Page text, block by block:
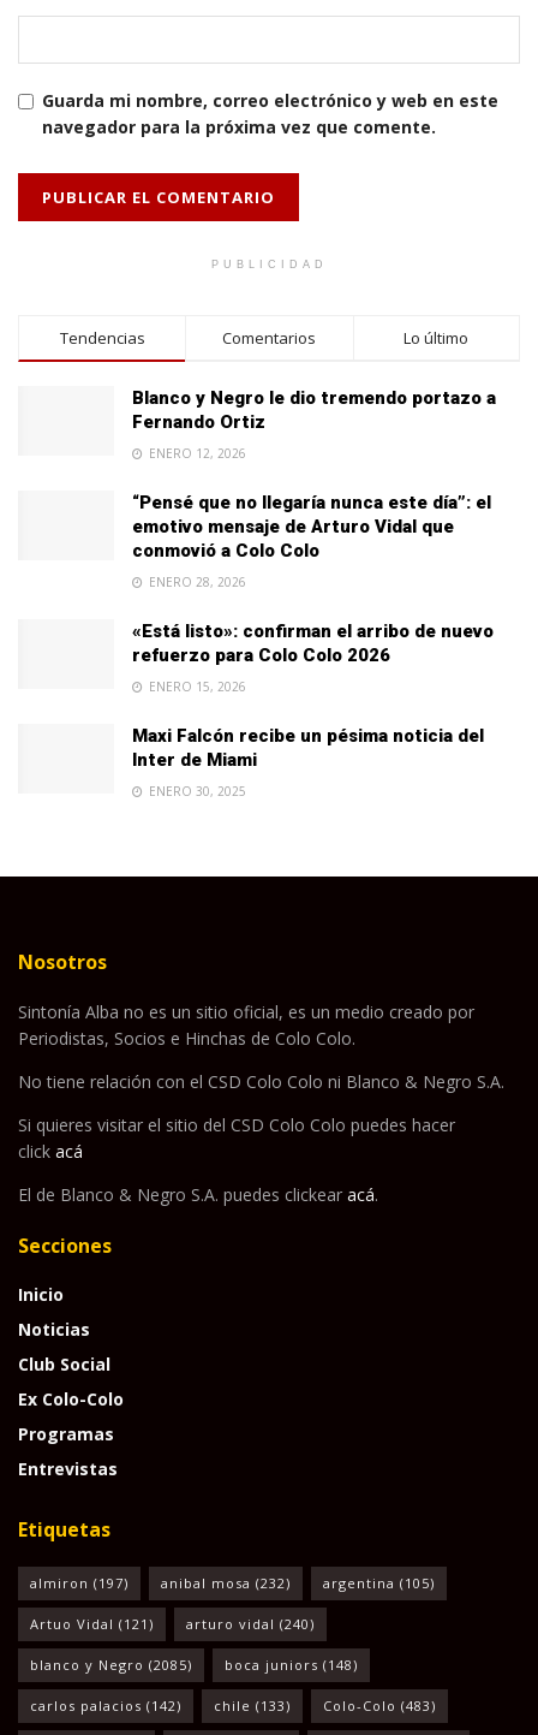
Guarda mi nombre, correo electrónico y web en este
navegador para la próxima vez que comente.
PUBLICIDAD
Tendencias Comentarios Lo último
Blanco y Negro le dio tremendo portazo a
Fernando Ortiz
ENERO 12, 2026
“Pensé que no llegaría nunca este día”: el
emotivo mensaje de Arturo Vidal que
conmovió a Colo Colo
ENERO 28, 2026
«Está listo»: confirman el arribo de nuevo
refuerzo para Colo Colo 2026
ENERO 15, 2026
Maxi Falcón recibe un pésima noticia del
Inter de Miami
ENERO 30, 2025
Nosotros
Sintonía Alba no es un sitio oficial, es un medio creado por
Periodistas, Socios e Hinchas de Colo Colo.
No tiene relación con el CSD Colo Colo ni Blanco & Negro S.A.
Si quieres visitar el sitio del CSD Colo Colo puedes hacer
click acá
El de Blanco & Negro S.A. puedes clickear acá.
Secciones
Inicio
Noticias
Club Social
Ex Colo-Colo
Programas
Entrevistas
Etiquetas
almiron (197) anibal mosa (232) argentina (105)
Artuo Vidal (121) arturo vidal (240)
blanco y Negro (2085) boca juniors (148)
carlos palacios (142) chile (133) Colo-Colo (483)